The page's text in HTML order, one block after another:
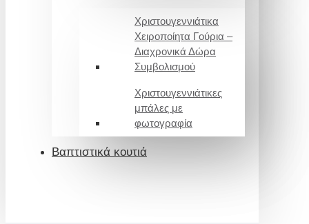
Χριστουγεννιάτικα
Χειροποίητα Γούρια –
Διαχρονικά Δώρα
Συμβολισμού
Χριστουγεννιάτικες
μπάλες με
φωτογραφία
Βαπτιστικά κουτιά